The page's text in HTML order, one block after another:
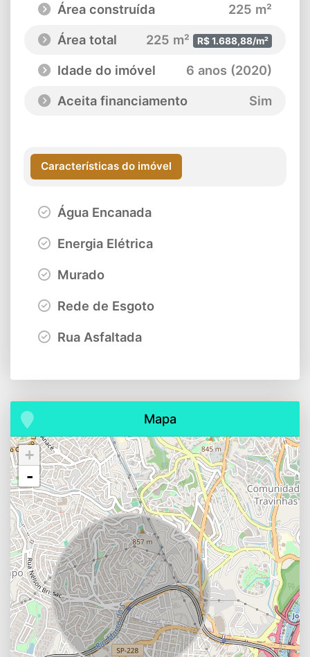
Área construída
225 m²
Área total
225 m² R$ 1.688,88/m²
Idade do imóvel
6 anos (2020)
Aceita financiamento
Sim
Características do imóvel
Água Encanada
Energia Elétrica
Murado
Rede de Esgoto
Rua Asfaltada
Mapa
+
-